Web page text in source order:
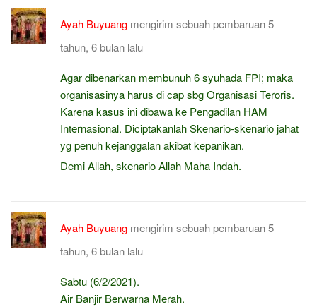
Ayah Buyuang mengirim sebuah pembaruan5
tahun, 6 bulan lalu
Agar dibenarkan membunuh 6 syuhada FPI; maka
organisasinya harus di cap sbg Organisasi Teroris.
Karena kasus ini dibawa ke Pengadilan HAM
Internasional. Diciptakanlah Skenario-skenario jahat
yg penuh kejanggalan akibat kepanikan.
Demi Allah, skenario Allah Maha Indah.
Ayah Buyuang mengirim sebuah pembaruan5
tahun, 6 bulan lalu
Sabtu (6/2/2021).
Air Banjir Berwarna Merah.